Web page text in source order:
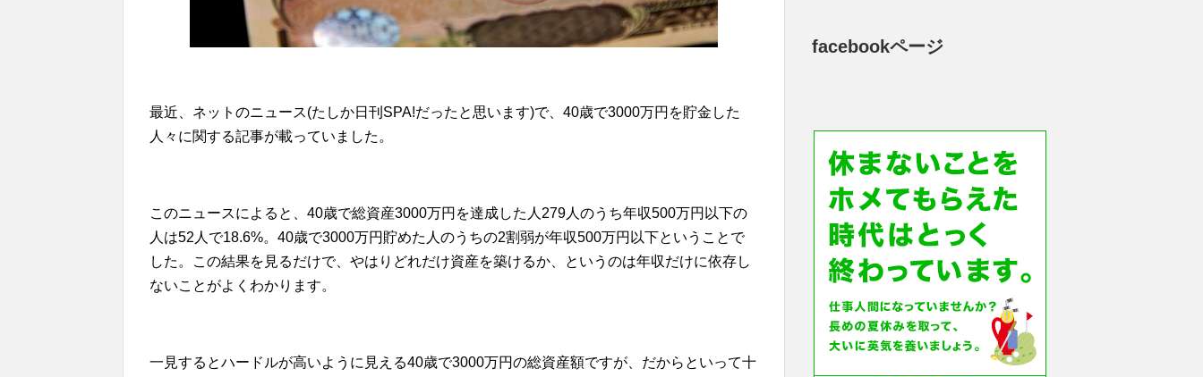
最近、ネットのニュース(たしか日刊SPA!だったと思います)で、40歳で3000万円を貯金した
人々に関する記事が載っていました。
このニュースによると、40歳で総資産3000万円を達成した人279人のうち年収500万円以下の
人は52人で18.6%。40歳で3000万円貯めた人のうちの2割弱が年収500万円以下ということで
した。この結果を見るだけで、やはりどれだけ資産を築けるか、というのは年収だけに依存し
ないことがよくわかります。
一見するとハードルが高いように見える40歳で3000万円の総資産額ですが、だからといって十
facebookページ